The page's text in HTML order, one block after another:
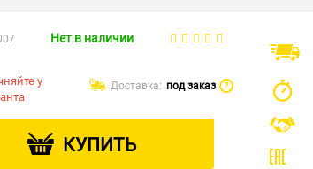
Нет в наличии
у
Доставка: под заказ ?
КУПИТЬ